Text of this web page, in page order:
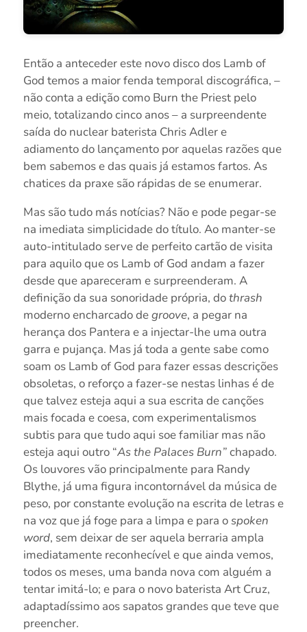
Então a anteceder este novo disco dos Lamb of
God temos a maior fenda temporal discográfica, –
não conta a edição como Burn the Priest pelo
meio, totalizando cinco anos – a surpreendente
saída do nuclear baterista Chris Adler e
adiamento do lançamento por aquelas razões que
bem sabemos e das quais já estamos fartos. As
chatices da praxe são rápidas de se enumerar.
Mas são tudo más notícias? Não e pode pegar-se
na imediata simplicidade do título. Ao manter-se
auto-intitulado serve de perfeito cartão de visita
para aquilo que os Lamb of God andam a fazer
desde que apareceram e surpreenderam. A
definição da sua sonoridade própria, dothrash
moderno encharcado degroove, a pegar na
herança dos Pantera e a injectar-lhe uma outra
garra e pujança. Mas já toda a gente sabe como
soam os Lamb of God para fazer essas descrições
obsoletas, o reforço a fazer-se nestas linhas é de
que talvez esteja aqui a sua escrita de canções
mais focada e coesa, com experimentalismos
subtis para que tudo aqui soe familiar mas não
esteja aqui outro “As the Palaces Burn”chapado.
Os louvores vão principalmente para Randy
Blythe, já uma figura incontornável da música de
peso, por constante evolução na escrita de letras e
na voz que já foge para a limpa e para ospoken
word, sem deixar de ser aquela berraria ampla
imediatamente reconhecível e que ainda vemos,
todos os meses, uma banda nova com alguém a
tentar imitá-lo; e para o novo baterista Art Cruz,
adaptadíssimo aos sapatos grandes que teve que
preencher.